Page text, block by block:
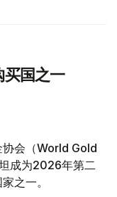
买国之一
协会（World Gold
成为2026年第二
之一。